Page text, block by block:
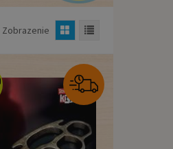
Zobrazenie